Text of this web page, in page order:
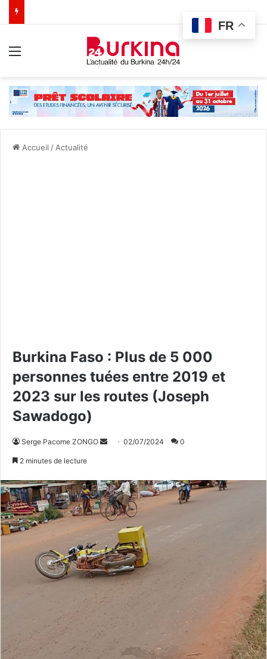
Accueil / Actualité
Burkina Faso : Plus de 5 000
personnes tuées entre 2019 et
2023 sur les routes (Joseph
Sawadogo)
Serge Pacome ZONGO
o
y
e
r
n
c
02/07/2024 0
2 minutes de lecture
FR